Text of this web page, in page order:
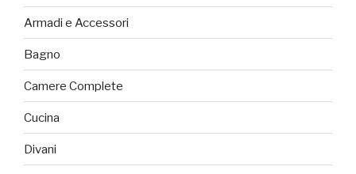
Armadi e Accessori
Bagno
Camere Complete
Cucina
Divani